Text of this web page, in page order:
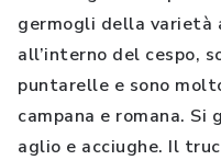
germogli della varietà
all’interno del cespo,
puntarelle e sono
campana e romana.
aglio e acciughe. Il